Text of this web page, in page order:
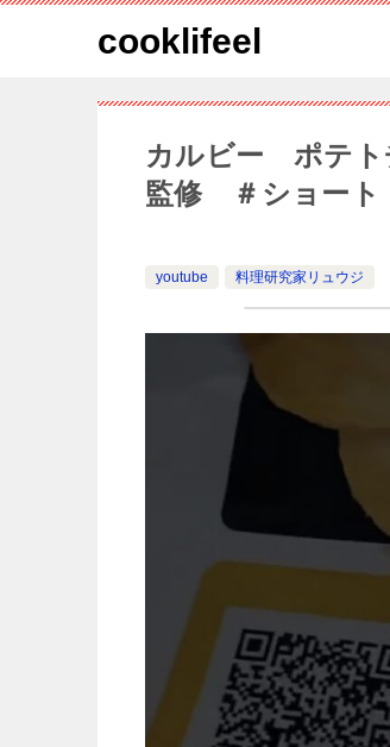
cooklifeel
カルビー ポテ
監修 ＃ショート
youtube 料理研究家リュウジ